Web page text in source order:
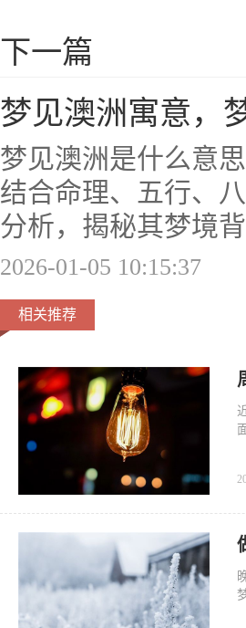
下一篇
梦见澳洲寓意，
梦见澳洲是什么意
结合命理、五行、
分析，揭秘其梦境
2026-01-05 10:15:37
相关推荐